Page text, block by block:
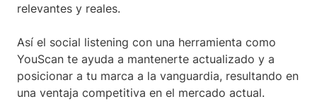
relevantes y reales.
Así el social listening con una herramienta como
YouScan te ayuda a mantenerte actualizado y a
posicionar a tu marca a la vanguardia, resultando en
una ventaja competitiva en el mercado actual.